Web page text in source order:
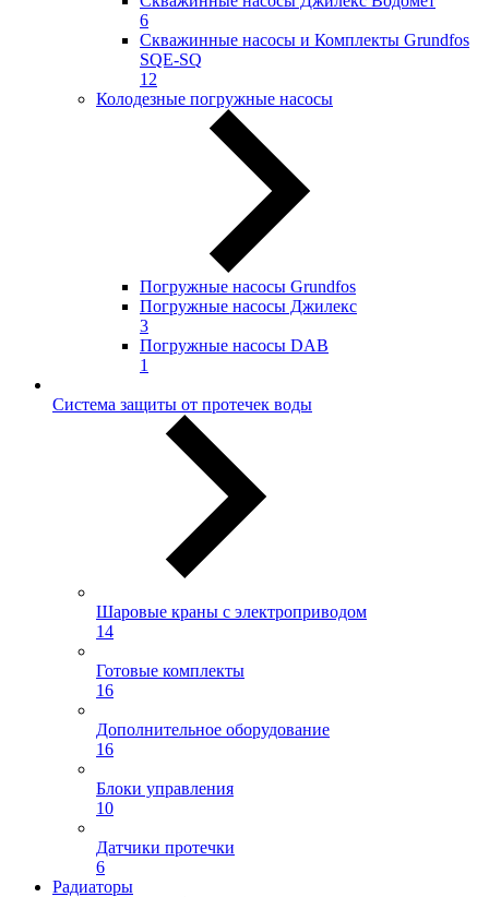
6
Скважинные насосы и Комплекты Grundfos
SQE-SQ
12
Колодезные погружные насосы
Погружные насосы Grundfos
Погружные насосы Джилекс
3
Погружные насосы DAB
1
Система защиты от протечек воды
Шаровые краны с электроприводом
14
Готовые комплекты
16
Дополнительное оборудование
16
Блоки управления
10
Датчики протечки
6
Радиаторы